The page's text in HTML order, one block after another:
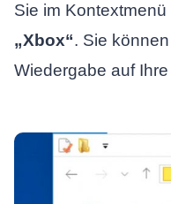
Sie im Kontextmenü
„Xbox“. Sie
Wiedergabe auf